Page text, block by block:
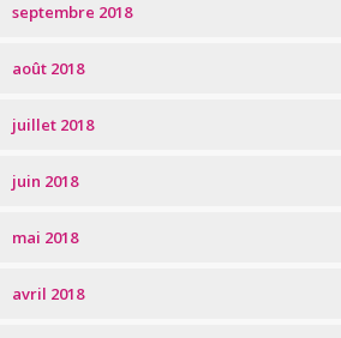
septembre 2018
août 2018
juillet 2018
juin 2018
mai 2018
avril 2018